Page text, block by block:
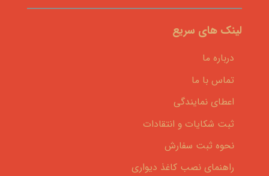
لینک های سریع
درباره ما
تماس با ما
اعطای نمایندگی
ثبت شکایات و انتقادات
نحوه ثبت سفارش
راهنمای نصب کاغذ دیواری